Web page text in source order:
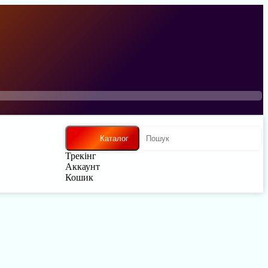
Каталог
Трекінг
Аккаунт
Кошик